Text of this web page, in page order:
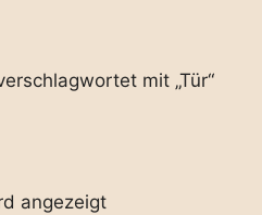
mit „Tür“
angezeigt